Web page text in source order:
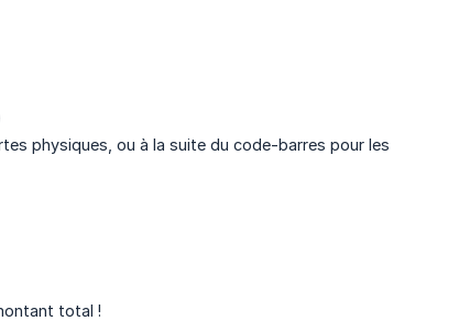
physiques, ou à la suite du code-barres pour les
total !